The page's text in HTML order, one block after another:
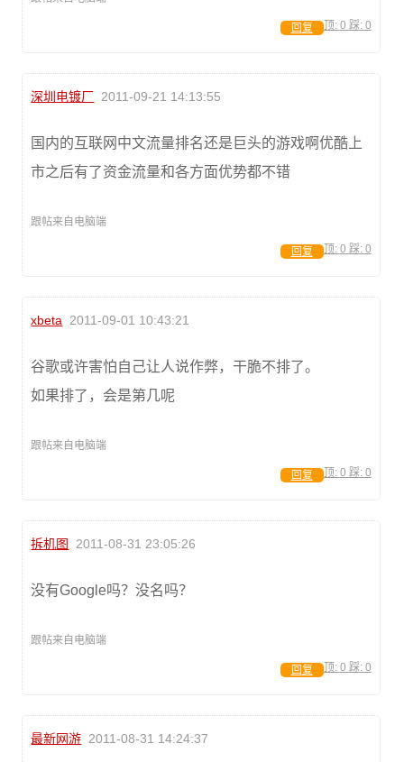
顶: 0 踩: 0
回复
深圳电镀厂 2011-09-21 14:13:55
国内的互联网中文流量排名还是巨头的游戏啊优酷上
市之后有了资金流量和各方面优势都不错
跟帖来自电脑端
顶: 0 踩: 0
回复
xbeta 2011-09-01 10:43:21
谷歌或许害怕自己让人说作弊，干脆不排了。
如果排了，会是第几呢
跟帖来自电脑端
顶: 0 踩: 0
回复
拆机图 2011-08-31 23:05:26
没有Google吗？没名吗？
跟帖来自电脑端
顶: 0 踩: 0
回复
最新网游 2011-08-31 14:24:37